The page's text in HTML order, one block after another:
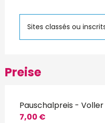
Sites classés ou
Preise
Pauschalpreis -
7,00 €